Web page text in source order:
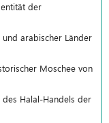
der
und arabischer Länder
Moschee von
Halal-Handels der